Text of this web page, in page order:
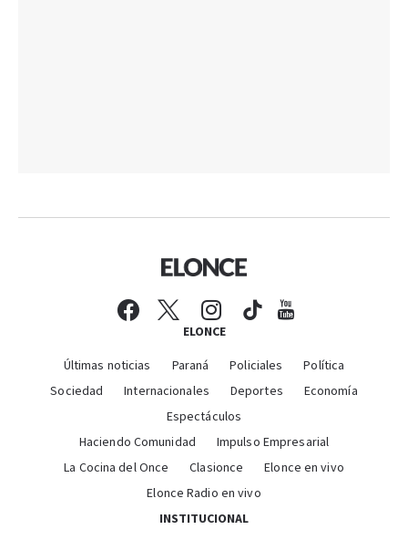
ELONCE
Últimas noticias Paraná Policiales
Política
Sociedad
Internacionales Deportes
Economía
Espectáculos
Haciendo Comunidad
Impulso Empresarial
La Cocina del Once
Clasionce
Elonce en vivo
Elonce Radio en vivo
INSTITUCIONAL